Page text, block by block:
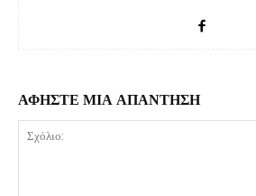
ΑΦΗΣΤΕ ΜΙΑ ΑΠΑΝΤΗΣΗ